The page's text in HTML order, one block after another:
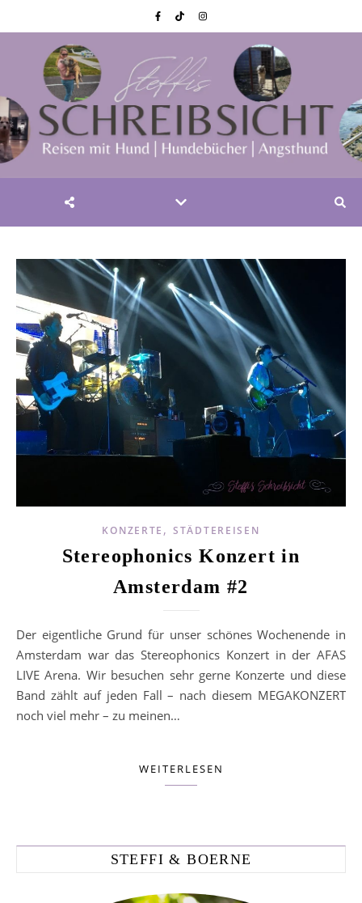
KONZERTE ,STÄDTEREISEN
Stereophonics Konzert in
Amsterdam #2
Der eigentliche Grund für unser schönes Wochenende in
Amsterdam war das Stereophonics Konzert in der AFAS
LIVE Arena. Wir besuchen sehr gerne Konzerte und diese
Band zählt auf jeden Fall – nach diesem MEGAKONZERT
noch viel mehr – zu meinen…
WEITERLESEN
STEFFI & BOERNE